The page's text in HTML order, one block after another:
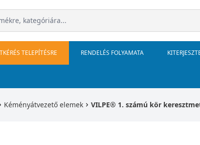
TELEPÍTÉSRE RENDELÉS FOLYAMATA
Kéményátvezető elemek VILPE® 1. számú kör